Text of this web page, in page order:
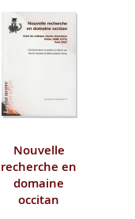
Nouvelle
recherche en
domaine
occitan